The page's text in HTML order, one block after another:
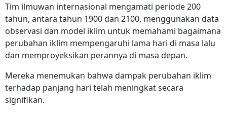
Tim ilmuwan internasional mengamati periode 200
tahun, antara tahun 1900 dan 2100, menggunakan data
observasi dan model iklim untuk memahami bagaimana
perubahan iklim mempengaruhi lama hari di masa lalu
dan memproyeksikan perannya di masa depan.
Mereka menemukan bahwa dampak perubahan iklim
terhadap panjang hari telah meningkat secara
signifikan.